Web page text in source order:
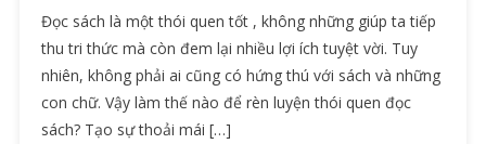
Đọc sách là một thói quen tốt , không những giúp ta tiếp
thu tri thức mà còn đem lại nhiều lợi ích tuyệt vời. Tuy
nhiên, không phải ai cũng có hứng thú với sách và những
con chữ. Vậy làm thế nào để rèn luyện thói quen đọc
sách? Tạo sự thoải mái […]